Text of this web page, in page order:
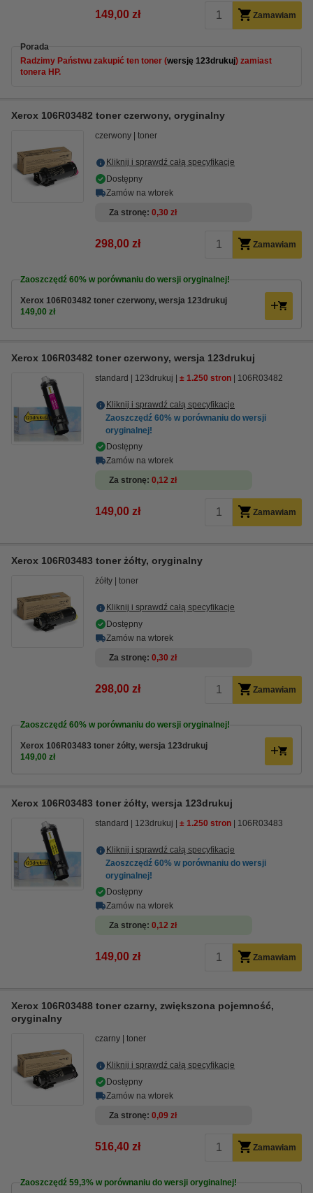
149,00 zł Zamawiam
Porada
Radzimy Państwu zakupić ten toner (wersję 123drukuj) zamiast
tonera HP.
Xerox 106R03482 toner czerwony, oryginalny
czerwony toner
Kliknij i sprawdź całą specyfikacje
Dostępny
Zamów na wtorek
Za stronę 0,30 zł
298,00 zł Zamawiam
Zaoszczędź 60% w porównaniu do wersji oryginalnej!
Xerox 106R03482 toner czerwony, wersja 123drukuj
149,00 zł
Xerox 106R03482 toner czerwony, wersja 123drukuj
standard 123drukuj ± 1.250 stron 106R03482
Kliknij i sprawdź całą specyfikacje
Zaoszczędź 60% w porównaniu do wersji
oryginalnej!
Dostępny
Zamów na wtorek
Za stronę 0,12 zł
149,00 zł Zamawiam
Xerox 106R03483 toner żółty, oryginalny
żółty toner
Kliknij i sprawdź całą specyfikacje
Dostępny
Zamów na wtorek
Za stronę 0,30 zł
298,00 zł Zamawiam
Zaoszczędź 60% w porównaniu do wersji oryginalnej!
Xerox 106R03483 toner żółty, wersja 123drukuj
149,00 zł
Xerox 106R03483 toner żółty, wersja 123drukuj
standard 123drukuj ± 1.250 stron 106R03483
Kliknij i sprawdź całą specyfikacje
Zaoszczędź 60% w porównaniu do wersji
oryginalnej!
Dostępny
Zamów na wtorek
Za stronę 0,12 zł
149,00 zł Zamawiam
Xerox 106R03488 toner czarny, zwiększona pojemność,
oryginalny
czarny toner
Kliknij i sprawdź całą specyfikacje
Dostępny
Zamów na wtorek
Za stronę 0,09 zł
516,40 zł Zamawiam
Zaoszczędź 59,3% w porównaniu do wersji oryginalnej!